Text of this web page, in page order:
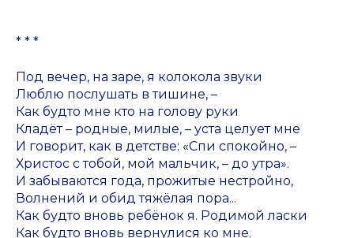
* * *
Под вечер, на заре, я колокола звуки
Люблю послушать в тишине, –
Как будто мне кто на голову руки
Кладёт – родные, милые, – уста целует мне
И говорит, как в детстве: «Спи спокойно, –
Христос с тобой, мой мальчик, – до утра».
И забываются года, прожитые нестройно,
Волнений и обид тяжёлая пора...
Как будто вновь ребёнок я. Родимой ласки
Как будто вновь вернулися ко мне.